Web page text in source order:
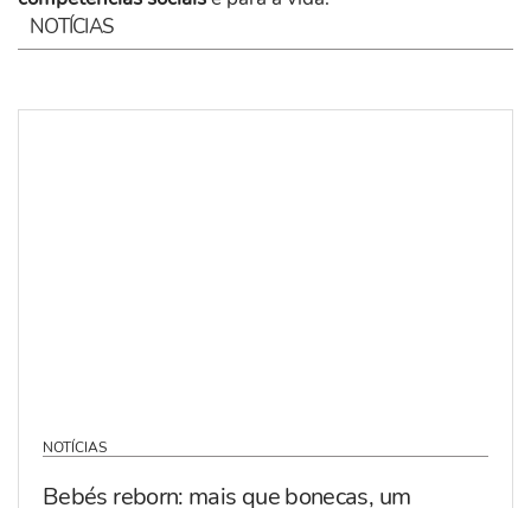
NOTÍCIAS
NOTÍCIAS
Bebés reborn: mais que bonecas, um